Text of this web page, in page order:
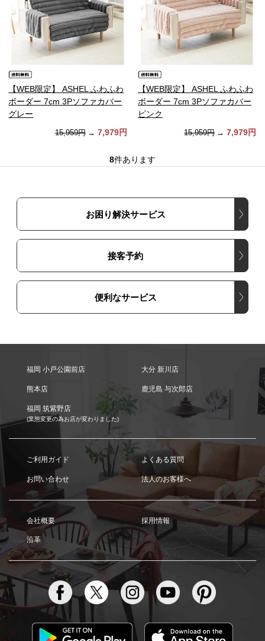
【WEB限定】 ASHEL ふわふわ
ボーダー 7cm 3Pソファカバー
グレー
15,959円 → 7,979円
【WEB限定】 ASHEL ふわふわ
ボーダー 7cm 3Pソファカバー
ピンク
15,959円 → 7,979円
8件あります
お困り解決サービス
接客予約
便利なサービス
福岡 小戸公園前店 大分 新川店
熊本店 鹿児島 与次郎店
福岡 筑紫野店
(業態変更の為お店が変わりました)
ご利用ガイド よくある質問
お問い合わせ 法人のお客様へ
会社概要 採用情報
沿革